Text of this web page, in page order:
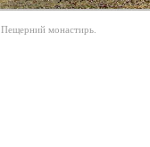
Пещерний монастирь.